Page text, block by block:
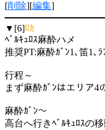
[削除][編集]
▼[6]ﾛｶ
ﾍﾞﾙｷｭﾛｽ麻酔ハメ
推奨PT:麻酔ｶﾞﾝ1､笛1､ﾗ
行程～
まず麻酔ｶﾞﾝはエリア4
麻酔ｶﾞﾝ～
高台へ行きﾍﾞﾙｷｭﾛｽの